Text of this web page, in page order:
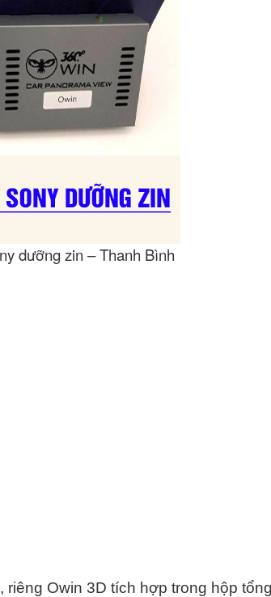
dưỡng zin – Thanh Bình
Owin 3D tích hợp trong hộp